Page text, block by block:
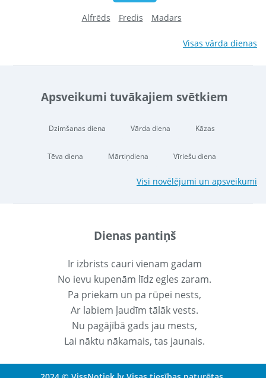
Alfrēds Fredis Madars
Visas vārda dienas
Apsveikumi tuvākajiem svētkiem
Dzimšanas diena Vārda diena Kāzas
Tēva diena Mārtiņdiena Vīriešu diena
Visi novēlējumi un apsveikumi
Dienas pantiņš
Ir izbrists cauri vienam gadam
No ievu kupenām līdz egles zaram.
Pa priekam un pa rūpei nests,
Ar labiem ļaudīm tālāk vests.
Nu pagājībā gads jau mests,
Lai nāktu nākamais, tas jaunais.